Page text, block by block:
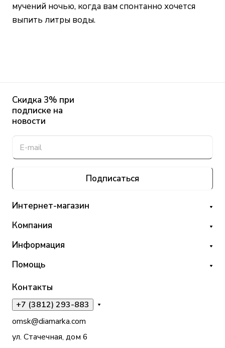
мучений ночью, когда вам спонтанно хочется
выпить литры воды.
Скидка 3% при
подписке на
новости
Подписаться
Интернет-магазин
Компания
Информация
Помощь
Контакты
+7 (3812) 293-883
omsk@diamarka.com
ул. Стачечная, дом 6